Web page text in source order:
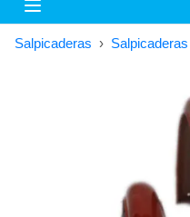
Open main menu
Salpicaderas › Salpicaderas